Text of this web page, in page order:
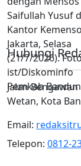
Hubungi
Jalan
Wetan, Kota
Email:
Telepon: 0812-